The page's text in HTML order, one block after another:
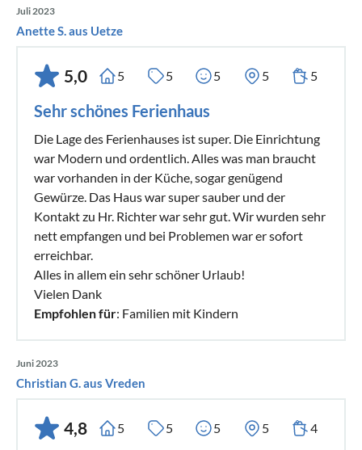
Juli 2023
Anette S. aus Uetze
5,0 5 5 5 5 5
Sehr schönes Ferienhaus
Die Lage des Ferienhauses ist super. Die Einrichtung
war Modern und ordentlich. Alles was man braucht
war vorhanden in der Küche, sogar genügend
Gewürze. Das Haus war super sauber und der
Kontakt zu Hr. Richter war sehr gut. Wir wurden sehr
nett empfangen und bei Problemen war er sofort
erreichbar.
Alles in allem ein sehr schöner Urlaub!
Vielen Dank
Empfohlen für: Familien mit Kindern
Juni 2023
Christian G. aus Vreden
4,8 5 5 5 5 4